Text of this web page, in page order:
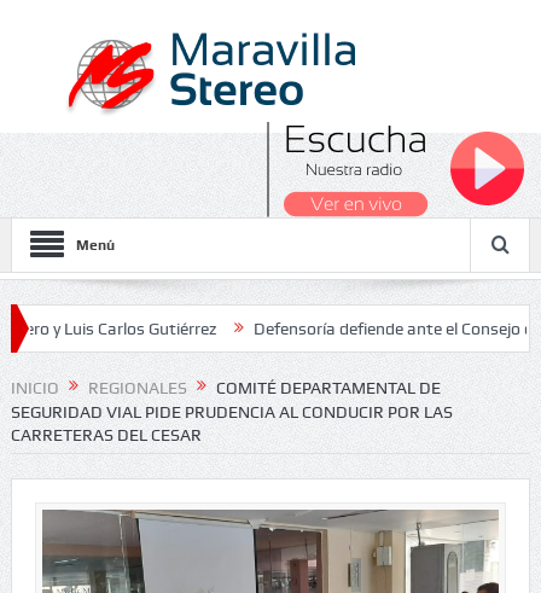
Menú
Carlos Gutiérrez Defensoría defiende ante el Consejo de
2026
INICIO REGIONALES
COMITÉ DEPARTAMENTAL DE
SEGURIDAD VIAL PIDE PRUDENCIA AL CONDUCIR POR LAS
CARRETERAS DEL CESAR